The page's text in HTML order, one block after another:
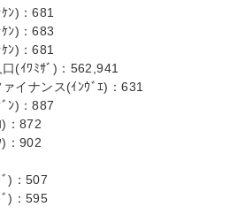
ﾝ)：681
ﾝ)：683
ﾝ)：681
(ｲﾜﾐｻﾞ)：562,941
イナンス(ｲﾝｳﾞｴ)：631
ﾝ)：887
)：872
：902
)：507
)：595